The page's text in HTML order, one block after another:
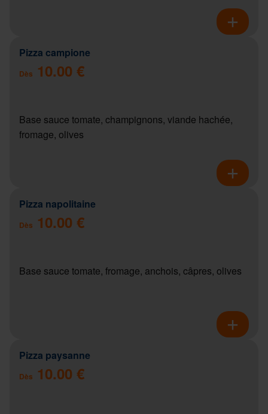
Pizza campione
Dès 10.00 €
Base sauce tomate, champignons, viande hachée,
fromage, olives
Pizza napolitaine
Dès 10.00 €
Base sauce tomate, fromage, anchois, câpres, olives
Pizza paysanne
Dès 10.00 €